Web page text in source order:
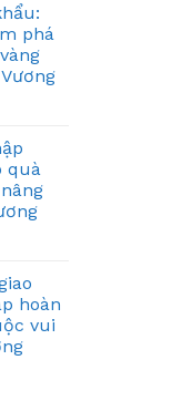
phá
quà
hoàn
vui